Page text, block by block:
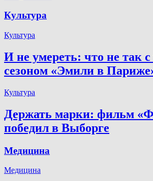
Культура
Культура
И не умереть: что не так
сезоном «Эмили в
Культура
Держать марки: фильм
победил в Выборге
Медицина
Медицина